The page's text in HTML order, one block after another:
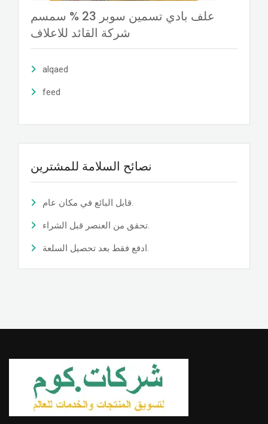
علف بادي تسمين سوبر 23 % سمسم
شركة القائد للاعلاف
alqaed
feed
نصائح السلامة للمشترين
قابل البائع في مكان عام.
تحقق من العنصر قبل الشراء.
ادفع فقط بعد تحصيل السلعة.